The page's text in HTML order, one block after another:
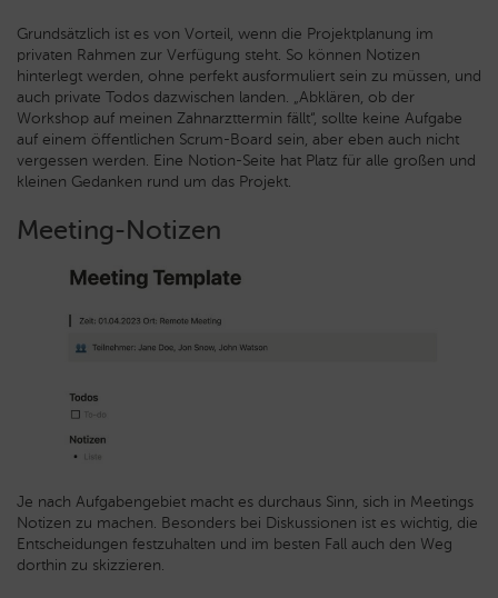
Grundsätzlich ist es von Vorteil, wenn die Projektplanung im
privaten Rahmen zur Verfügung steht. So können Notizen
hinterlegt werden, ohne perfekt ausformuliert sein zu müssen, und
auch private Todos dazwischen landen. „Abklären, ob der
Workshop auf meinen Zahnarzttermin fällt“, sollte keine Aufgabe
auf einem öffentlichen Scrum-Board sein, aber eben auch nicht
vergessen werden. Eine Notion-Seite hat Platz für alle großen und
kleinen Gedanken rund um das Projekt.
Meeting-Notizen
Je nach Aufgabengebiet macht es durchaus Sinn, sich in Meetings
Notizen zu machen. Besonders bei Diskussionen ist es wichtig, die
Entscheidungen festzuhalten und im besten Fall auch den Weg
dorthin zu skizzieren.